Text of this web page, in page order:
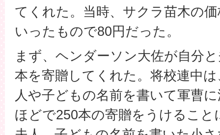
てくれた。当時、サクラ苗木の
いったもので80円だった。
まず、ヘンダーソン大佐が自分
本を寄贈してくれた。将校連中
人や子どもの名前を書いて軍曹
ほどで250本の寄贈をうけるこ